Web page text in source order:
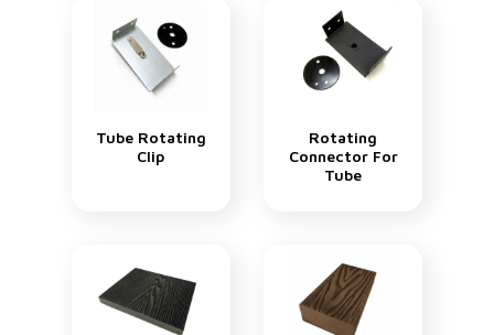
Tube Rotating
Clip
Rotating
Connector For
Tube